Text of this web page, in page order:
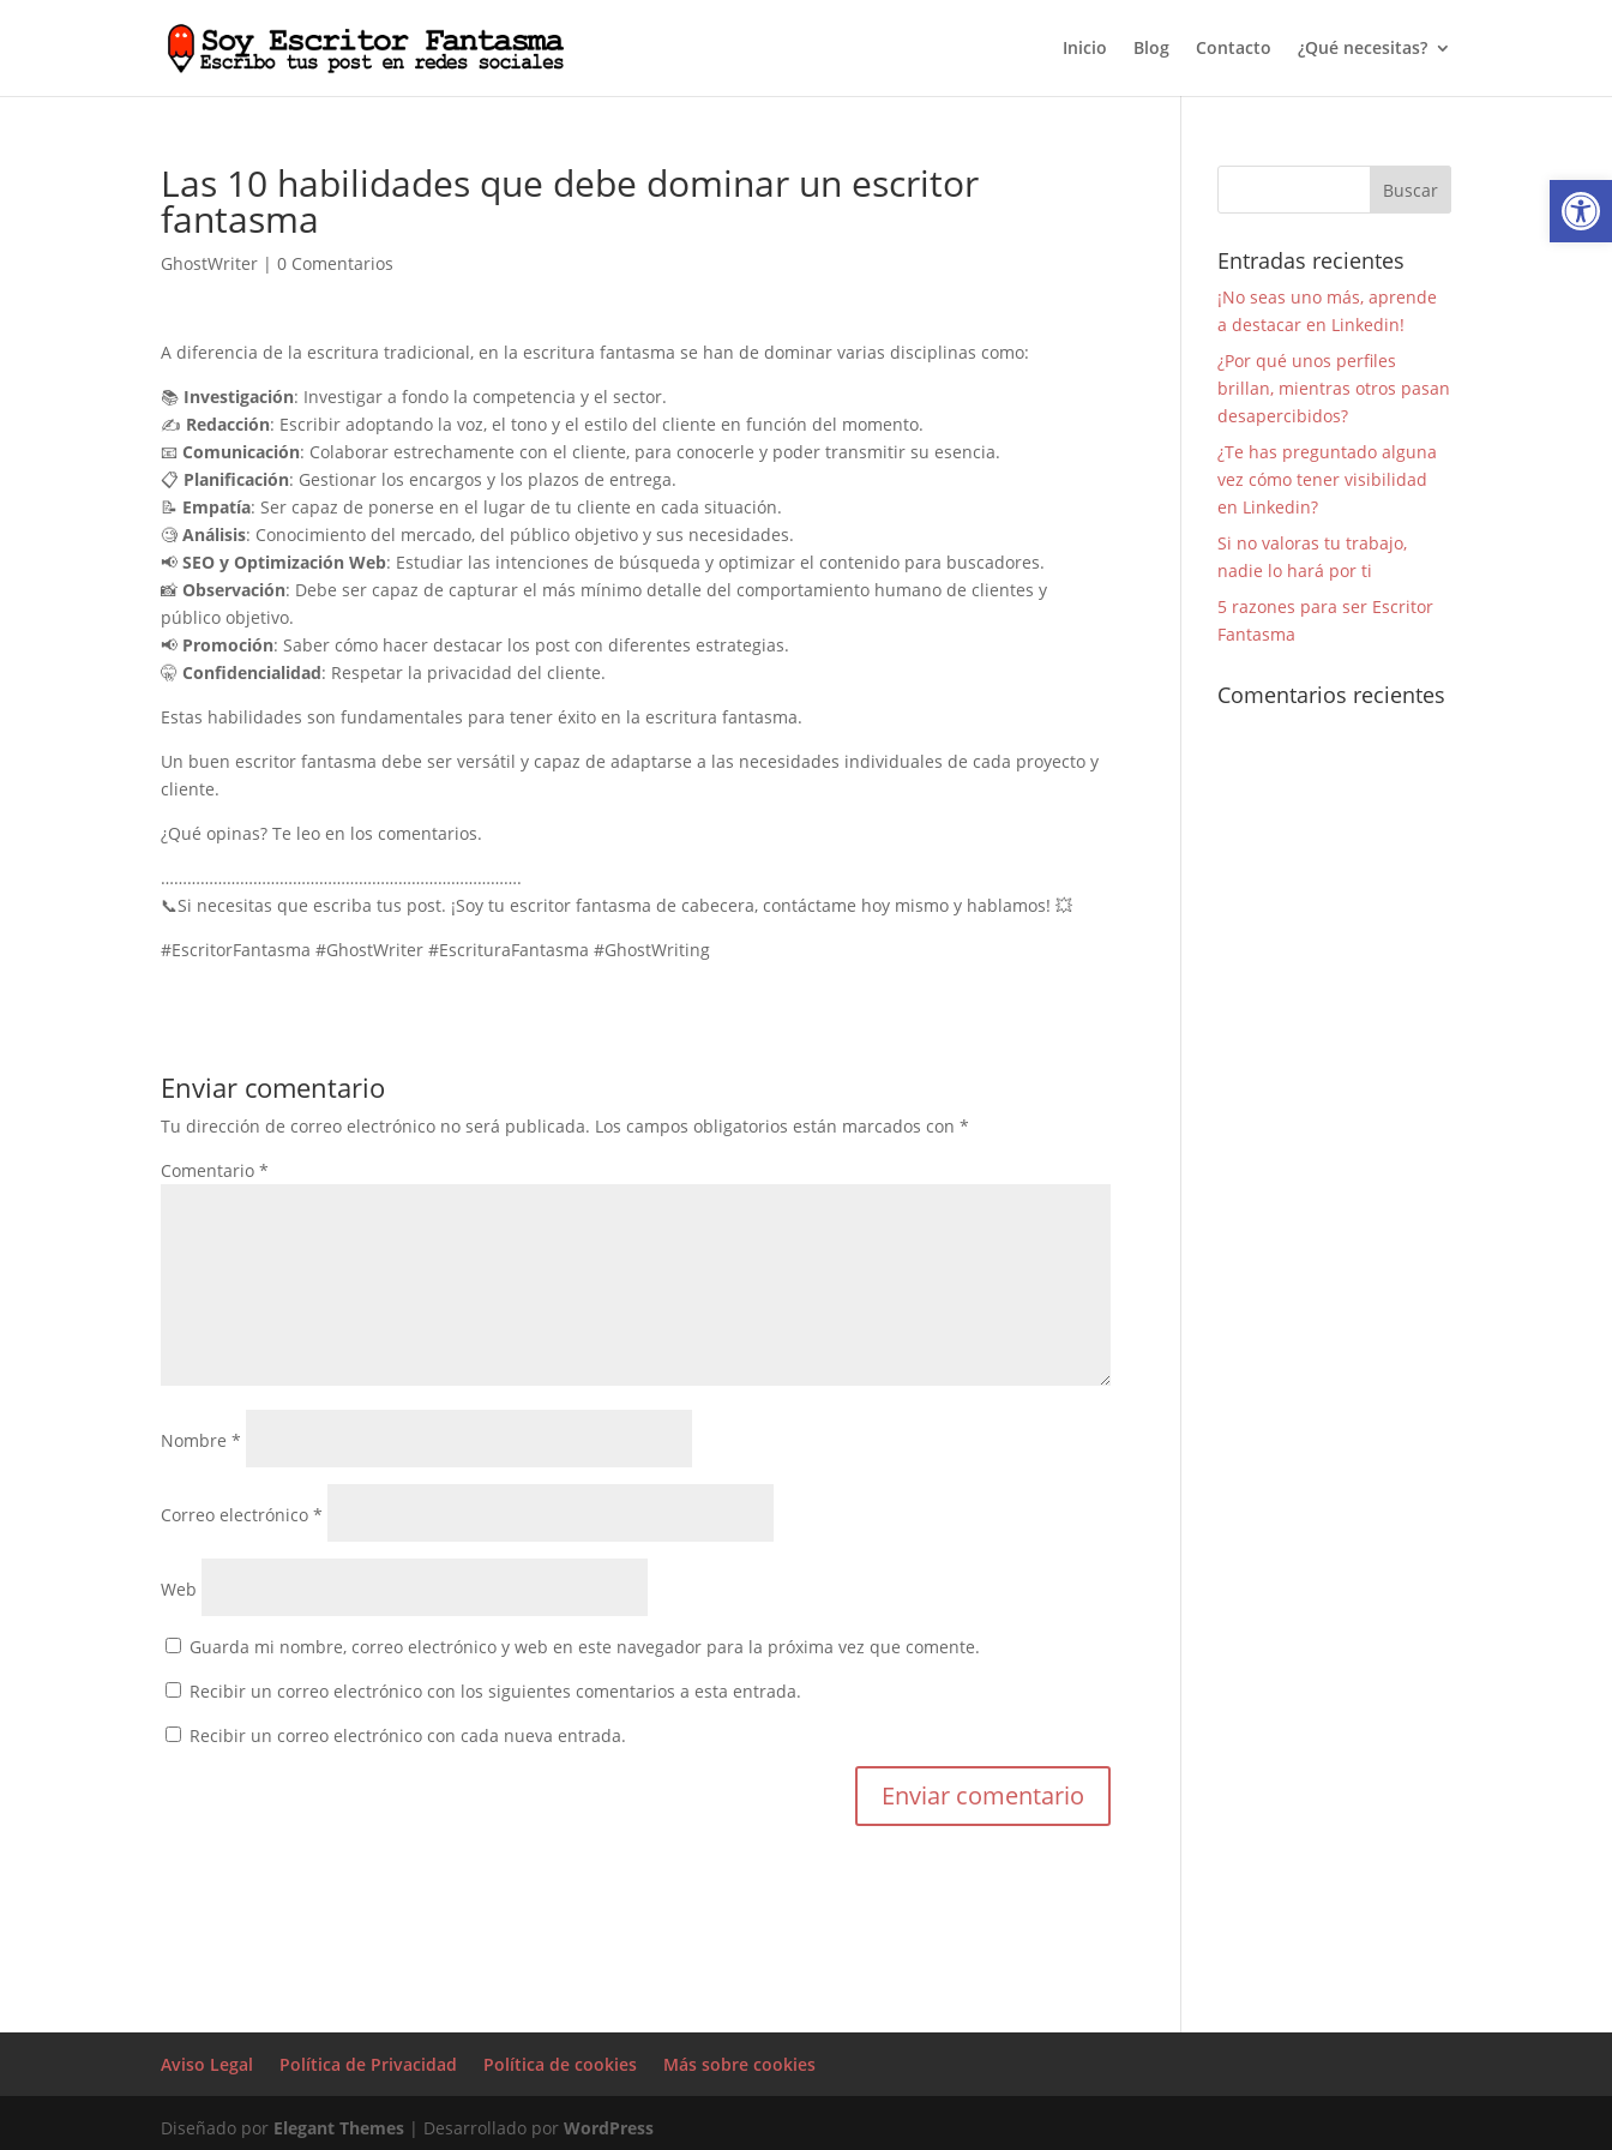
Inicio Blog Contacto ¿Qué necesitas?
Las 10 habilidades que debe dominar un escritor
fantasma
GhostWriter |0 Comentarios
A diferencia de la escritura tradicional, en la escritura fantasma se han de dominar varias disciplinas como:
📚 Investigación: Investigar a fondo la competencia y el sector.
✍️ Redacción: Escribir adoptando la voz, el tono y el estilo del cliente en función del momento.
📧Comunicación: Colaborar estrechamente con el cliente, para conocerle y poder transmitir su esencia.
📋 Planificación: Gestionar los encargos y los plazos de entrega.
📝 Empatía: Ser capaz de ponerse en el lugar de tu cliente en cada situación.
🧐Análisis: Conocimiento del mercado, del público objetivo y sus necesidades.
📢SEO y Optimización Web: Estudiar las intenciones de búsqueda y optimizar el contenido para buscadores.
📸Observación: Debe ser capaz de capturar el más mínimo detalle del comportamiento humano de clientes y
público objetivo.
📢 Promoción: Saber cómo hacer destacar los post con diferentes estrategias.
🤫Confidencialidad: Respetar la privacidad del cliente.
Estas habilidades son fundamentales para tener éxito en la escritura fantasma.
Un buen escritor fantasma debe ser versátil y capaz de adaptarse a las necesidades individuales de cada proyecto y
cliente.
¿Qué opinas? Te leo en los comentarios.
……………………………………………………………………….
📞Si necesitas que escriba tus post. ¡Soy tu escritor fantasma de cabecera, contáctame hoy mismo y hablamos! 💥
#EscritorFantasma #GhostWriter #EscrituraFantasma #GhostWriting
Enviar comentario
Tu dirección de correo electrónico no será publicada. Los campos obligatorios están marcados con*
Comentario*
Nombre*
Correo electrónico*
Web
Guarda mi nombre, correo electrónico y web en este navegador para la próxima vez que comente.
Recibir un correo electrónico con los siguientes comentarios a esta entrada.
Recibir un correo electrónico con cada nueva entrada.
Entradas recientes
¡No seas uno más, aprende
a destacar en Linkedin!
¿Por qué unos perfiles
brillan, mientras otros pasan
desapercibidos?
¿Te has preguntado alguna
vez cómo tener visibilidad
en Linkedin?
Si no valoras tu trabajo,
nadie lo hará por ti
5 razones para ser Escritor
Fantasma
Comentarios recientes
Aviso Legal Política de Privacidad Política de cookies Más sobre cookies
Diseñado por Elegant Themes | Desarrollado porWordPress